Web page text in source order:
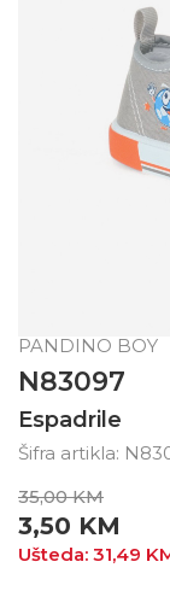
PANDINO BOY
N83097
Espadrile
Šifra artikla:
35,00 KM
3,50 KM
Ušteda: 31,49